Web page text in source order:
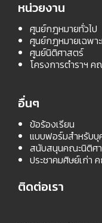
หน่วยงาน
ศูนย์กฎหมายทั่วไป
ศูนย์กฎหมายเฉพา
ศูนย์นิติศาสตร์
โครงการตำราฯ
อื่นๆ
ข้อร้องเรียน
แบบฟอร์มสำหรับบุ
สนับสนุนคณะนิติศ
ประชาคมศิษย์เก่า
ติดต่อเรา